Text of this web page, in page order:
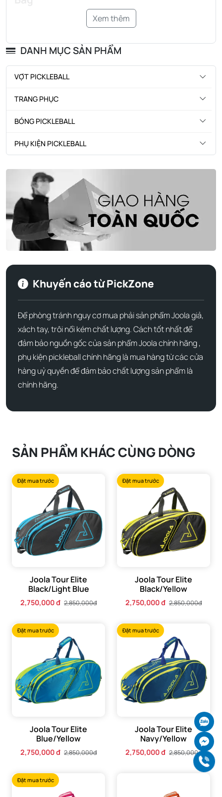
Xem thêm
DANH MỤC SẢN PHẨM
VỢT PICKLEBALL
TRANG PHỤC
BÓNG PICKLEBALL
PHỤ KIỆN PICKLEBALL
Khuyến cáo từ PickZone
Để phòng tránh nguy cơ mua phải sản phẩm Joola giả,
xách tay, trôi nổi kém chất lượng. Cách tốt nhất để
đảm bảo nguồn gốc của sản phẩm Joola chính hãng ,
phụ kiện pickleball chính hãng là mua hàng từ các cửa
hàng uỷ quyền để đảm bảo chất lượng sản phẩm là
chính hãng.
SẢN PHẨM KHÁC CÙNG DÒNG
Đặt mua trước
Joola Tour Elite
Black/Light Blue
2,750,000 đ 2,850,000đ
Đặt mua trước
Joola Tour Elite
Black/Yellow
2,750,000 đ 2,850,000đ
Đặt mua trước
Joola Tour Elite
Blue/Yellow
2,750,000 đ 2,850,000đ
Đặt mua trước
Joola Tour Elite
Navy/Yellow
2,750,000 đ 2,850,000đ
Đặt mua trước